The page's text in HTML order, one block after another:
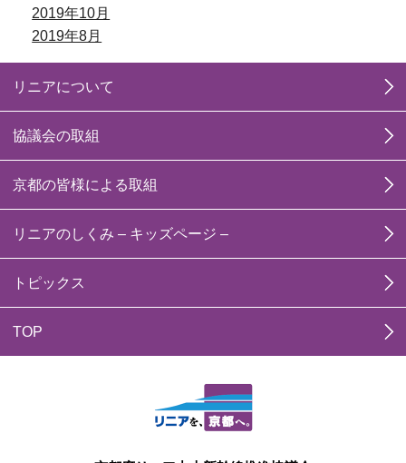
2019年10月
2019年8月
リニアについて
協議会の取組
京都の皆様による取組
リニアのしくみ – キッズページ –
トピックス
TOP